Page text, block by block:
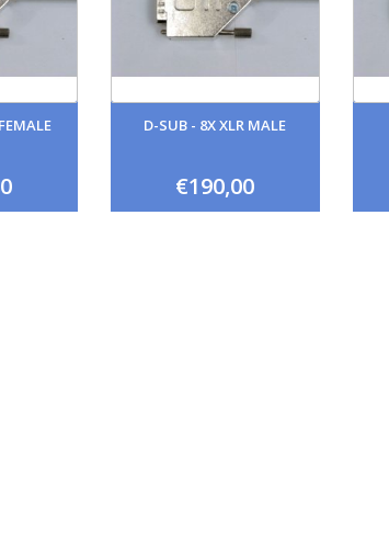
D-SUB - 8X XLR MALE
€190,00